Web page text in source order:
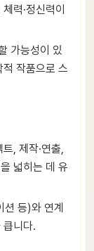
력·정신력이
가능성이 있
적 작품으로 스
, 제작·연출,
넓히는 데 유
등)와 연계
큽니다.